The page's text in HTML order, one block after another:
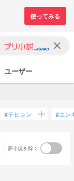
clear
ユーザー
#テヒョン add #ユン
夢小説を除く